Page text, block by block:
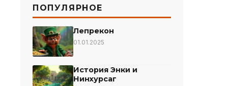
ПОПУЛЯРНОЕ
Лепрекон
01.01.2025
История Энки и
Нинхурсаг